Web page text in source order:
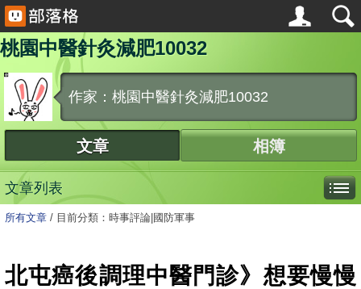
桃園中醫針灸減肥10032
作家：桃園中醫針灸減肥10032
文章 相簿
文章列表
所有文章 / 目前分類：時事評論|國防軍事
北屯癌後調理中醫門診》想要慢慢